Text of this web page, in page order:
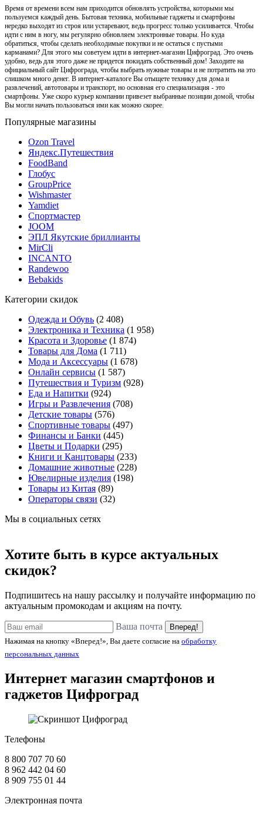
Время от времени всем нам приходится обновлять устройства, которыми мы
пользуемся каждый день. Бытовая техника, мобильные гаджеты и смартфоны
нередко выходят из строя или устаревают, ведь прогресс только усиливается. Чтобы
идти с ним в ногу, мы регулярно обновляем электронные товары. Но куда
обратиться, чтобы сделать необходимые покупки и не остаться с пустыми
карманами? Для этого мы советуем идти в интернет-магазин Цифроград. Это очень
удобно, ведь для этого даже не придется покидать собственный дом! Заходите на
официальный сайт Цифрограда, чтобы выбрать нужные товары и не потратить на это
слишком много денег. В интернет-каталоге Вы отыщете технику для дома и
развлечений, автотовары и транспорт, но основная его специализация - это
смартфоны. Уже скоро курьер компании привезет выбранные позиции домой, чтобы
Вы могли начать пользоваться ими как можно скорее.
Популярные магазины
Ozon Travel
Яндекс.Путешествия
FoodBand
Глобус
GroupPrice
Wishmaster
Yamdiet
Спортмастер
JOOM
ЭПЛ Якутские бриллианты
MirCli
INCANTO
Randewoo
Bebakids
Категории скидок
Одежда и Обувь (2 408)
Электроника и Техника (1 958)
Красота и Здоровье (1 874)
Товары для Дома (1 711)
Мода и Аксессуары (1 678)
Онлайн сервисы (1 587)
Путешествия и Туризм (928)
Еда и Напитки (924)
Игры и Развлечения (708)
Детские товары (576)
Спортивные товары (497)
Финансы и Банки (445)
Цветы и Подарки (295)
Книги и Канцтовары (233)
Домашние животные (228)
Ювелирные изделия (198)
Товары из Китая (89)
Операторы связи (32)
Мы в социальных сетях
Хотите быть в курсе актуальных
скидок?
Подпишитесь на нашу рассылку и получайте информацию по
актуальным промокодам и акциям на почту.
Ваша почта
Вперед!
Нажимая на кнопку «Вперед!», Вы даете согласие на обработку
персональных данных
Интернет магазин смартфонов и
гаджетов Цифроград
Телефоны
8 800 707 70 60
8 962 442 04 60
8 909 755 01 44
Электронная почта